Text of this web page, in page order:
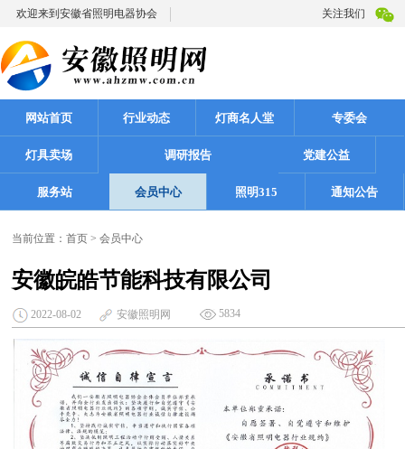
欢迎来到安徽省照明电器协会 关注我们
网站首页 行业动态 灯商名人堂 专委会
灯具卖场 调研报告 党建公益
服务站 会员中心 照明315 通知公告
当前位置：首页 >会员中心
安徽皖皓节能科技有限公司
2022-08-02 安徽照明网 5834